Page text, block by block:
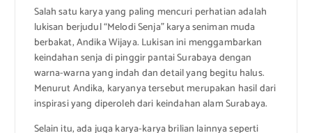
Salah satu karya yang paling mencuri perhatian adalah
lukisan berjudul “Melodi Senja” karya seniman muda
berbakat, Andika Wijaya. Lukisan ini menggambarkan
keindahan senja di pinggir pantai Surabaya dengan
warna-warna yang indah dan detail yang begitu halus.
Menurut Andika, karyanya tersebut merupakan hasil dari
inspirasi yang diperoleh dari keindahan alam Surabaya.
Selain itu, ada juga karya-karya brilian lainnya seperti